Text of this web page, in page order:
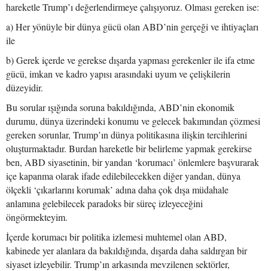
hareketle Trump’ı değerlendirmeye çalışıyoruz. Olması gereken ise:
a) Her yönüyle bir dünya gücü olan ABD’nin gerçeği ve ihtiyaçları
ile
b) Gerek içerde ve gerekse dışarda yapması gerekenler ile ifa etme
gücü, imkan ve kadro yapısı arasındaki uyum ve çelişkilerin
düzeyidir.
Bu sorular ışığında soruna bakıldığında, ABD’nin ekonomik
durumu, dünya üzerindeki konumu ve gelecek bakımından çözmesi
gereken sorunlar, Trump’ın dünya politikasına ilişkin tercihlerini
oluşturmaktadır. Burdan hareketle bir belirleme yapmak gerekirse
ben, ABD siyasetinin, bir yandan ‘korumacı’ önlemlere başvurarak
içe kapanma olarak ifade edilebilecekken diğer yandan, dünya
ölçekli ‘çıkarlarını korumak’ adına daha çok dışa müdahale
anlamına gelebilecek paradoks bir süreç izleyeceğini
öngörmekteyim.
İçerde korumacı bir politika izlemesi muhtemel olan ABD,
kabinede yer alanlara da bakıldığında, dışarda daha saldırgan bir
siyaset izleyebilir. Trump’ın arkasında mevzilenen sektörler,